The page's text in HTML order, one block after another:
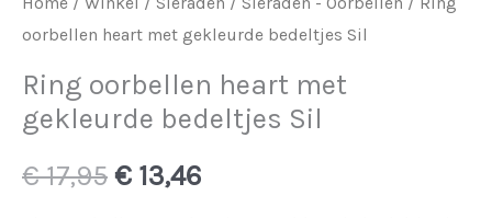
oorbellen heart met gekleurde bedeltjes Sil
Ring oorbellen heart met
gekleurde bedeltjes Sil
€17,95 Oorspronkelijke
€ 13,46Huidige